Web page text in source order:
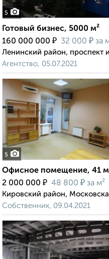
5
Готовый бизнес, 5000 м²
160 000 000 ₽ 32 000 ₽ за
Ленинский район, проспект
Агентство, 05.07.2021
5
Офисное помещение, 41
2 000 000 ₽ 48 800 ₽ за м²
Кировский район,
Собственник, 09.04.2021